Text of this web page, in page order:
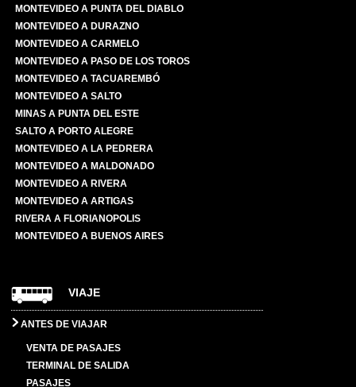
MONTEVIDEO A PUNTA DEL DIABLO
MONTEVIDEO A DURAZNO
MONTEVIDEO A CARMELO
MONTEVIDEO A PASO DE LOS TOROS
MONTEVIDEO A TACUAREMBÓ
MONTEVIDEO A SALTO
MINAS A PUNTA DEL ESTE
SALTO A PORTO ALEGRE
MONTEVIDEO A LA PEDRERA
MONTEVIDEO A MALDONADO
MONTEVIDEO A RIVERA
MONTEVIDEO A ARTIGAS
RIVERA A FLORIANOPOLIS
MONTEVIDEO A BUENOS AIRES
VIAJE
ANTES DE VIAJAR
VENTA DE PASAJES
TERMINAL DE SALIDA
PASAJES